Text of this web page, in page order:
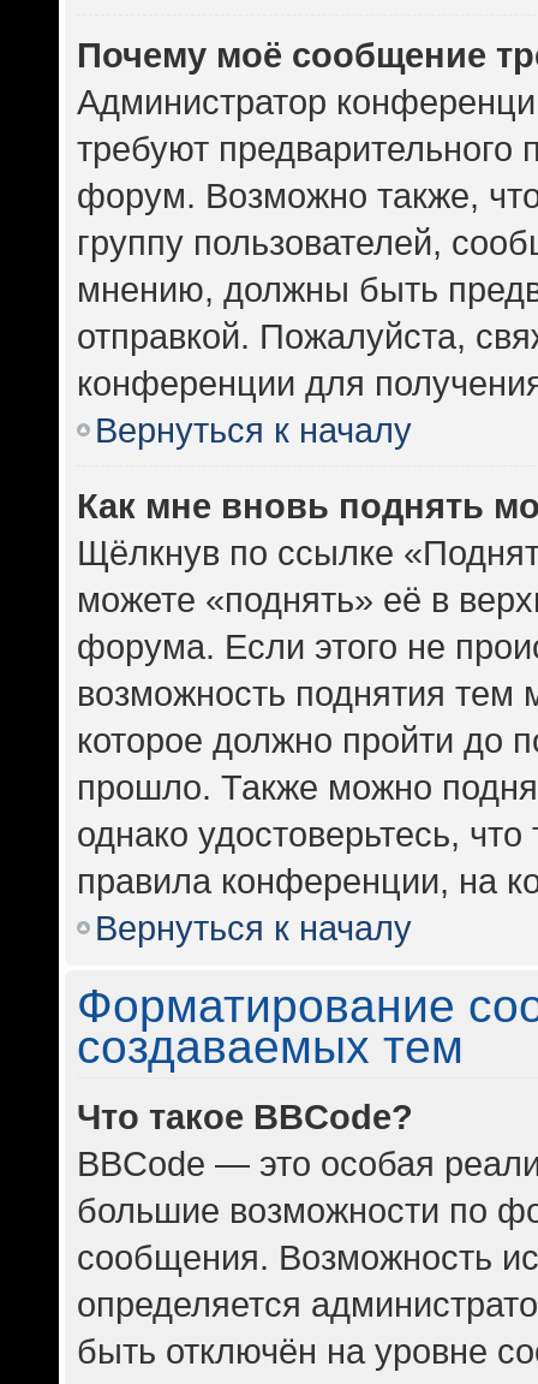
Почему моё сообщение
Администратор
требуют предварительного
форум. Возможно также,
группу пользователей,
мнению, должны быть
отправкой. Пожалуйста,
конференции для
Вернуться к началу
Как мне вновь поднять
Щёлкнув по ссылке
можете «поднять» её в
форума. Если этого не
возможность поднятия тем
которое должно пройти до
прошло. Также можно
однако удостоверьтесь,
правила конференции, на
Вернуться к началу
Форматирование
создаваемых тем
Что такое BBCode?
BBCode — это особая
большие возможности по
сообщения. Возможность
определяется
быть отключён на уровне